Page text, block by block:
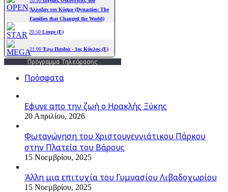
Πρόγραμμα Τηλεόρασης
Πρόσφατα
Εφυγε απο την ζωή o Ηρακλής Ξύκης
20 Απριλίου, 2026
Φωταγώγηση του Χριστουγεννιάτικου Πάρκου
στην Πλατεία του Βάρους
15 Νοεμβρίου, 2025
Άλλη μια επιτυχία του Γυμνασίου Λιβαδοχωρίου
15 Νοεμβρίου, 2025